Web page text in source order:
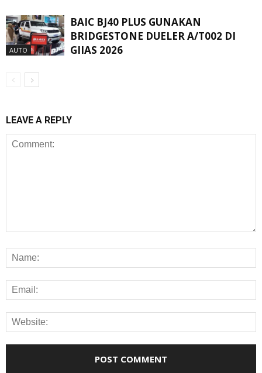
AUTO
BAIC BJ40 PLUS GUNAKAN
BRIDGESTONE DUELER A/T002 DI
GIIAS 2026
LEAVE A REPLY